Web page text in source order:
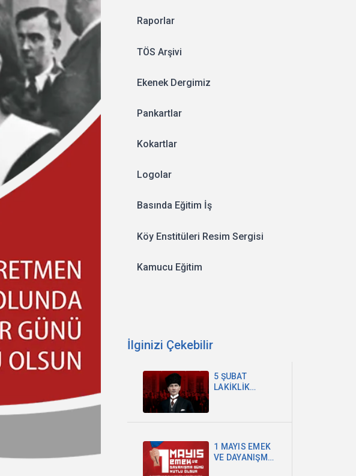
Raporlar
TÖS Arşivi
Ekenek Dergimiz
Pankartlar
Kokartlar
Logolar
Basında Eğitim İş
Köy Enstitüleri Resim Sergisi
Kamucu Eğitim
İlginizi Çekebilir
5 ŞUBAT
LAKİKLİK
1 MAYIS EMEK
VE DAYANIŞMA